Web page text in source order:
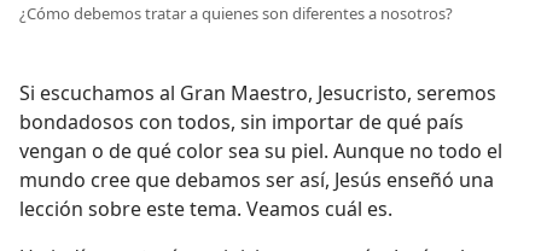
¿Cómo debemos tratar a quienes son diferentes a nosotros?
Si escuchamos al Gran Maestro, Jesucristo, seremos
bondadosos con todos, sin importar de qué país
vengan o de qué color sea su piel. Aunque no todo el
mundo cree que debamos ser así, Jesús enseñó una
lección sobre este tema. Veamos cuál es.